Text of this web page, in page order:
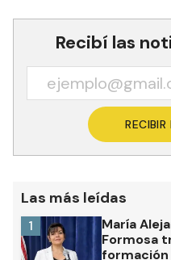
Recibí las
Las más leídas
María
Formosa
formación
1